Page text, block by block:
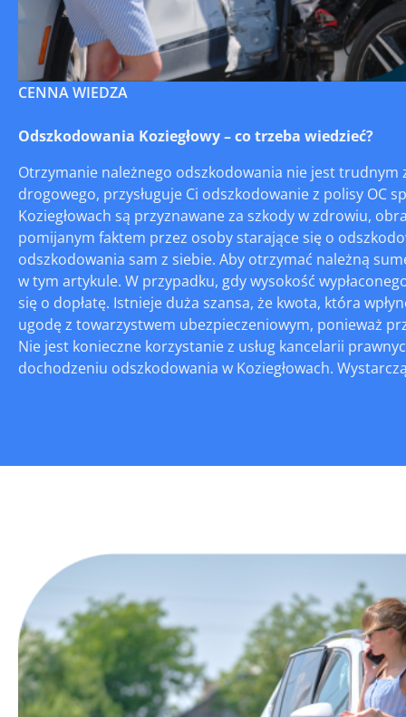
CENNA WIEDZA
Odszkodowania Koziegłowy – co trzeba wiedzieć?
Otrzymanie należnego odszkodowania nie jest trudnym
drogowego, przysługuje Ci odszkodowanie z polisy OC
Koziegłowach są przyznawane za szkody w zdrowiu,
pomijanym faktem przez osoby starające się o
odszkodowania sam z siebie. Aby otrzymać należną
w tym artykule. W przypadku, gdy wysokość
się o dopłatę. Istnieje duża szansa, że kwota, która
ugodę z towarzystwem ubezpieczeniowym, ponieważ
Nie jest konieczne korzystanie z usług kancelarii
dochodzeniu odszkodowania w Koziegłowach.